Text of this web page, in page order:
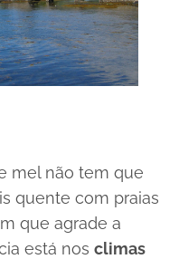
mel não tem que
quente com praias
que agrade a
está nos climas